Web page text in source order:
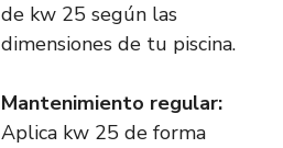
de kw 25 según las
dimensiones de tu piscina.
Mantenimiento regular:
Aplica kw 25 de forma